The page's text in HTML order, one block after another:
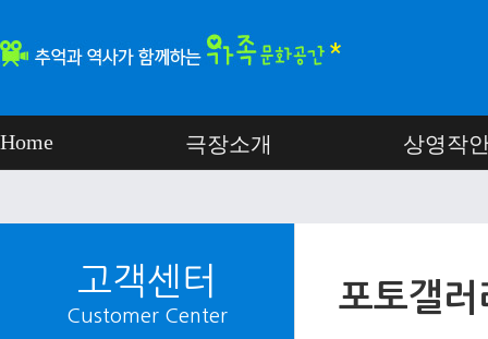
Home 극장소개 상영작
고객센터
Customer Center 포토갤러